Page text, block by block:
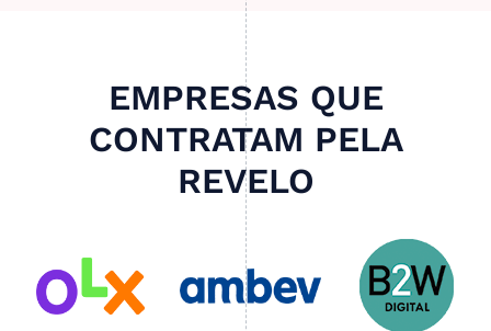
EMPRESAS QUE
CONTRATAM PELA
REVELO